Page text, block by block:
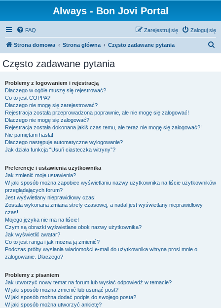
Always - Bon Jovi Portal
FAQ Zaloguj się
Zarejestruj się
Strona domowa Strona główna Często zadawane pytania
Często zadawane pytania
Problemy z logowaniem i rejestracją
Dlaczego w ogóle muszę się rejestrować?
Co to jest COPPA?
Dlaczego nie mogę się zarejestrować?
Rejestracja została przeprowadzona poprawnie, ale nie mogę się zalogować!
Dlaczego nie mogę się zalogować?
Rejestracja została dokonana jakiś czas temu, ale teraz nie mogę się zalogować?!
Nie pamiętam hasła!
Dlaczego następuje automatyczne wylogowanie?
Jak działa funkcja “Usuń ciasteczka witryny”?
Preferencje i ustawienia użytkownika
Jak zmienić moje ustawienia?
W jaki sposób można zapobiec wyświetlaniu nazwy użytkownika na liście użytkowników
przeglądających forum?
Jest wyświetlany nieprawidłowy czas!
Została wykonana zmiana strefy czasowej, a nadal jest wyświetlany nieprawidłowy
czas!
Mojego języka nie ma na liście!
Czym są obrazki wyświetlane obok nazwy użytkownika?
Jak wyświetlić awatar?
Co to jest ranga i jak można ją zmienić?
Podczas próby wysłania wiadomości e-mail do użytkownika witryna prosi mnie o
zalogowanie. Dlaczego?
Problemy z pisaniem
Jak utworzyć nowy temat na forum lub wysłać odpowiedź w temacie?
W jaki sposób można zmienić lub usunąć post?
W jaki sposób można dodać podpis do swojego posta?
W jaki sposób można utworzyć ankietę?